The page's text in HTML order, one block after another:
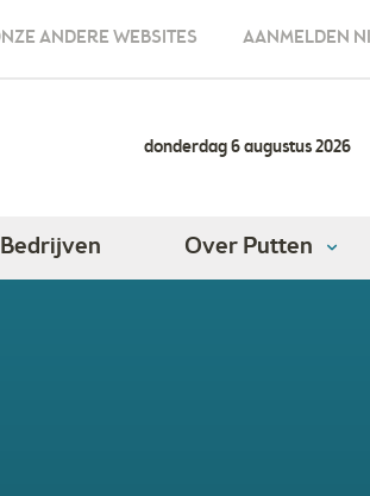
ANDERE WEBSITES AANMELDEN
donderdag 6 augustus 2026
Bedrijven Over Putten